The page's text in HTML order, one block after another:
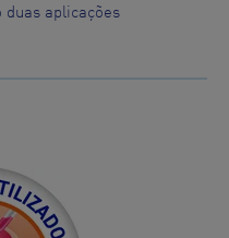
duas aplicações